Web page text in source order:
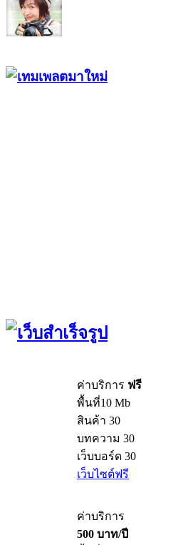
ค่าบริการ ฟรี
พื้นที่10 Mb
สินค้า 30
บทความ 30
เว็บบอร์ด 30
เว็บไซต์ฟรี
ค่าบริการ
500 บาท/ปี